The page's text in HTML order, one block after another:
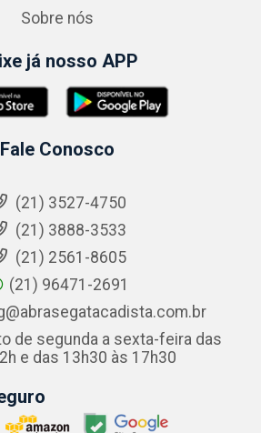
Sobre nós
já nosso APP
Fale Conosco
(21) 3527-4750
(21) 3888-3533
(21) 2561-8605
(21) 96471-2691
de segunda a sexta-feira das
e das 13h30 às 17h30